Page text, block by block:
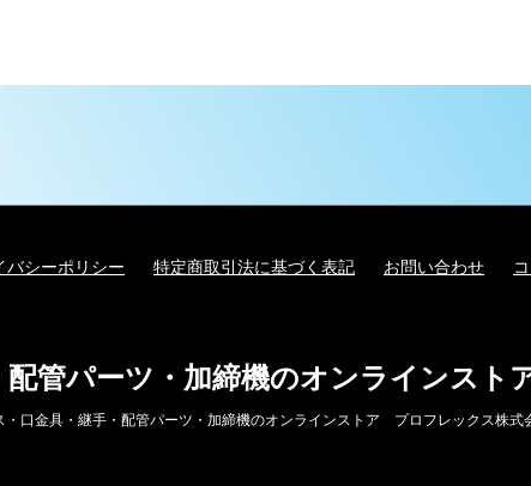
バシーポリシー 特定商取引法に基づく表記 お問い合わせ
配管パーツ・加締機のオンラインス
・口金具・継手・配管パーツ・加締機のオンラインストア プロフレックス株式